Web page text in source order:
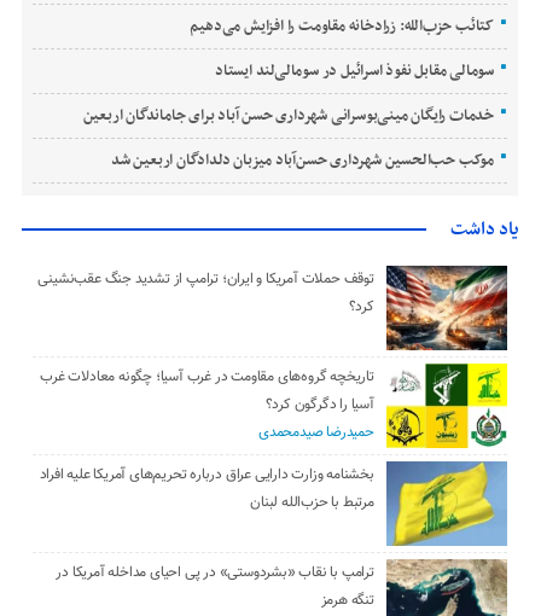
کتائب حزب‌الله: زرادخانه مقاومت را افزایش می‌دهیم
سومالی مقابل نفوذ اسرائیل در سومالی‌لند ایستاد
خدمات رایگان مینی‌بوسرانی شهرداری حسن‌ آباد برای جاماندگان اربعین
موکب حب‌الحسین شهرداری حسن‌آباد میزبان دلدادگان اربعین شد
یاد داشت
توقف حملات آمریکا و ایران؛ ترامپ از تشدید جنگ عقب‌نشینی
کرد؟
تاریخچه گروه‌های مقاومت در غرب آسیا؛ چگونه معادلات غرب
آسیا را دگرگون کرد؟
حمیدرضا صیدمحمدی
بخشنامه وزارت دارایی عراق درباره تحریم‌های آمریکا علیه افراد
مرتبط با حزب‌الله لبنان
ترامپ با نقاب «بشردوستی» در پی احیای مداخله آمریکا در
تنگه هرمز